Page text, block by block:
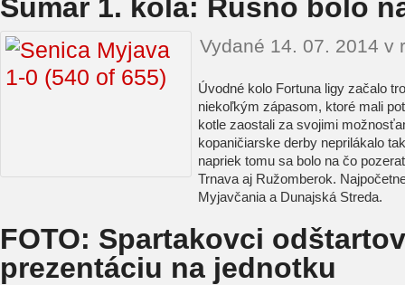
Sumár 1. kola: Rušno bolo
Vydané 14. 07. 2014 v
Úvodné kolo Fortuna ligy začalo
niekoľkým zápasom, ktoré mali
kotle zaostali za svojimi
kopaničiarske derby neprilákalo
napriek tomu sa bolo na čo
Trnava aj Ružomberok.
Myjavčania a Dunajská Streda.
FOTO: Spartakovci
prezentáciu na jednotku